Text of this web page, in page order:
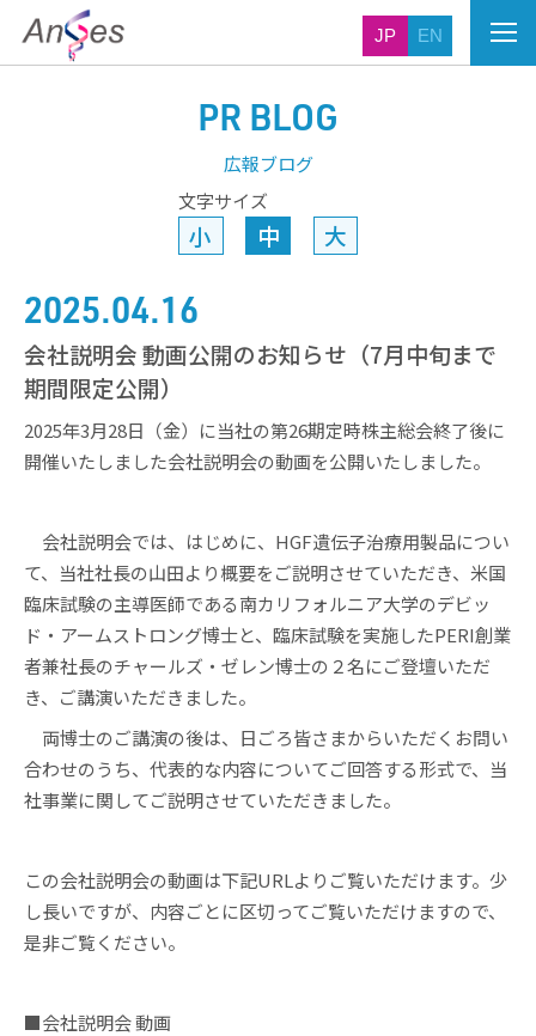
JP EN
PR BLOG
広報ブログ
文字サイズ
小 中 大
2025.04.16
会社説明会 動画公開のお知らせ（7月中旬まで
期間限定公開）
2025年3月28日（金）に当社の第26期定時株主総会終了後に
開催いたしました会社説明会の動画を公開いたしました。
会社説明会では、はじめに、HGF遺伝子治療用製品につい
て、当社社長の山田より概要をご説明させていただき、米国
臨床試験の主導医師である南カリフォルニア大学のデビッ
ド・アームストロング博士と、臨床試験を実施したPERI創業
者兼社長のチャールズ・ゼレン博士の２名にご登壇いただ
き、ご講演いただきました。
両博士のご講演の後は、日ごろ皆さまからいただくお問い
合わせのうち、代表的な内容についてご回答する形式で、当
社事業に関してご説明させていただきました。
この会社説明会の動画は下記URLよりご覧いただけます。少
し長いですが、内容ごとに区切ってご覧いただけますので、
是非ご覧ください。
■会社説明会 動画